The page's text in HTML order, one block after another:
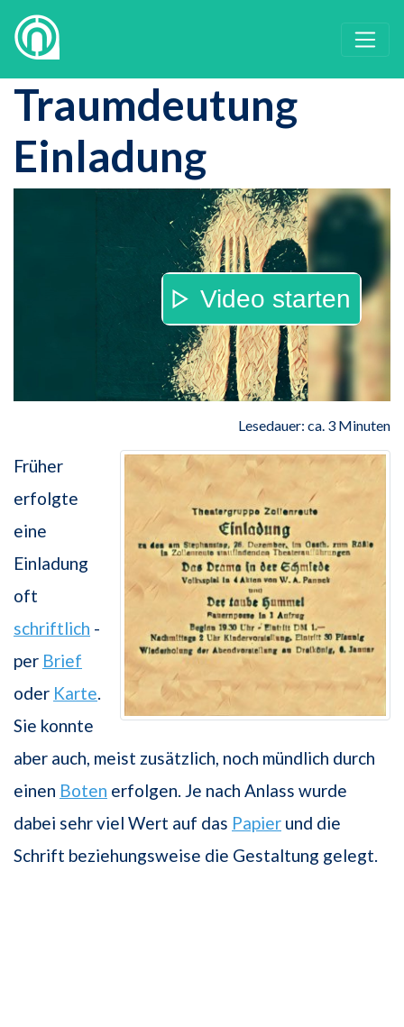
Traumdeutung
Einladung
Video starten
Lesedauer: ca. 3 Minuten
Früher
erfolgte
eine
Einladung
oft
schriftlich -
per Brief
oder Karte
Sie konnte
aber auch, meist zusätzlich, noch mündlich durch
einen Boten erfolgen. Je nach Anlass wurde
dabei sehr viel Wert auf das Papier und die
Schrift beziehungsweise die Gestaltung gelegt.